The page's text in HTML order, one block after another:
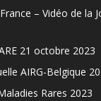
– Vidéo de la
21 octobre 2023
AIRG-Belgique
Rares 2023